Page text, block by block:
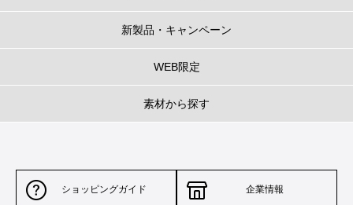
新製品・キャンペーン
WEB限定
素材から探す
ショッピングガイド 企業情報